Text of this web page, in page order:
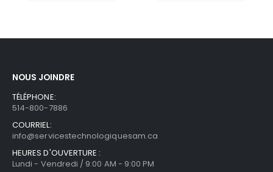
NOUS JOINDRE
TÉLÉPHONE:
514-800-7886
COURRIEL:
info@servicestechnologiquesam.ca
HEURES D'OUVERTURE :
Lundi - Vendredi / 9:00 AM - 9:00 PM